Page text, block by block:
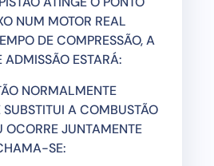
NUM MOTOR REAL
DE COMPRESSÃO, A
ADMISSÃO ESTARÁ:
NORMALMENTE
SUBSTITUI A COMBUSTÃO
OCORRE JUNTAMENTE
SE: